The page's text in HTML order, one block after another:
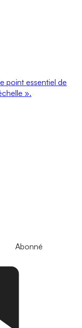
point essentiel de
».
Abonné